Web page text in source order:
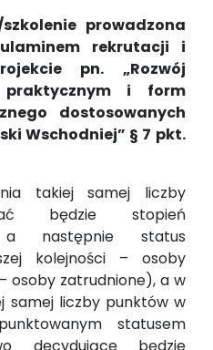
prowadzona
rekrutacji i
pn. „Rozwój
i form
dostosowanych
Wschodniej” § 7 pkt.
takiej samej liczby
będzie stopień
a następnie status
kolejności – osoby
osoby zatrudnione), a w
samej liczby punktów w
statusem